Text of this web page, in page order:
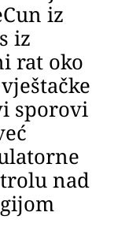
iz
iz
rat oko
sporovi
nad